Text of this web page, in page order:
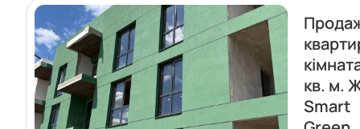
кв. м.
Smart